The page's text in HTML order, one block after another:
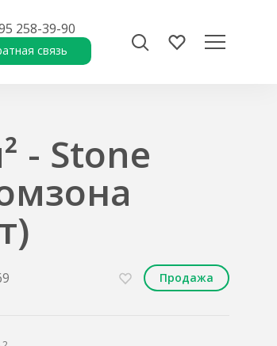
258-39-90
связь
- Stone
Продажа